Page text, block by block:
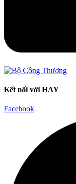
Kết nối với HAY
Facebook